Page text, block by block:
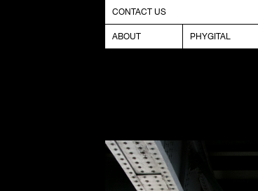
CONTACT US
ABOUT PHYGITAL